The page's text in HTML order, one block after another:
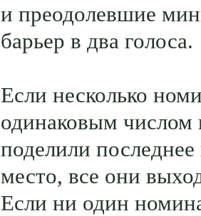
и преодолевшие
барьер в два голоса.
Если несколько
одинаковым числом
поделили
место, все они
Если ни один